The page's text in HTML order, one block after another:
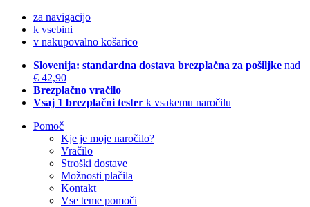
za navigacijo
k vsebini
v nakupovalno košarico
Slovenija: standardna dostava brezplačna za pošiljke nad
€ 42,90
Brezplačno vračilo
Vsaj 1 brezplačni tester k vsakemu naročilu
Pomoč
Kje je moje naročilo?
Vračilo
Stroški dostave
Možnosti plačila
Kontakt
Vse teme pomoči